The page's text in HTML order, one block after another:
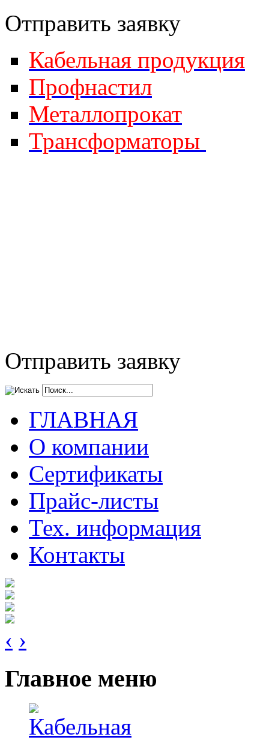
Отправить заявку
Кабельная продукция
Профнастил
Металлопрокат
Трансформаторы
Отправить заявку
ГЛАВНАЯ
О компании
Сертификаты
Прайс-листы
Тех. информация
Контакты
‹ ›
Главное меню